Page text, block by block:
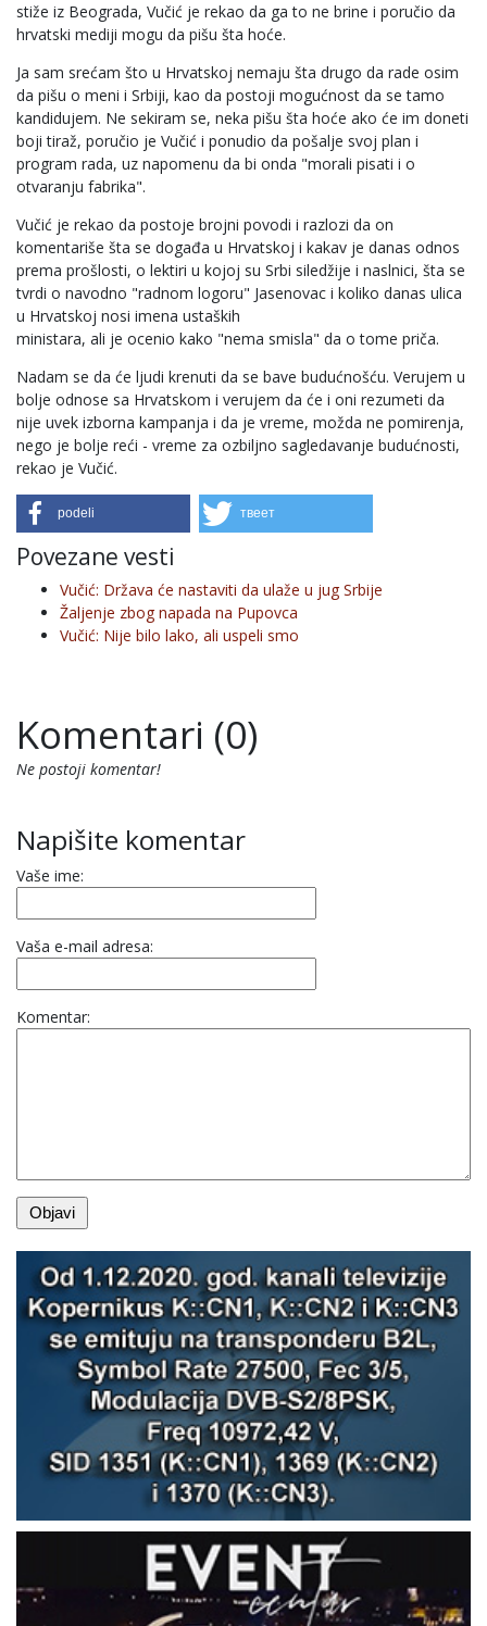
stiže iz Beograda, Vučić je rekao da ga to ne brine i poručio da
hrvatski mediji mogu da pišu šta hoće.
Ja sam srećam što u Hrvatskoj nemaju šta drugo da rade osim
da pišu o meni i Srbiji, kao da postoji mogućnost da se tamo
kandidujem. Ne sekiram se, neka pišu šta hoće ako će im doneti
boji tiraž, poručio je Vučić i ponudio da pošalje svoj plan i
program rada, uz napomenu da bi onda "morali pisati i o
otvaranju fabrika".
Vučić je rekao da postoje brojni povodi i razlozi da on
komentariše šta se događa u Hrvatskoj i kakav je danas odnos
prema prošlosti, o lektiri u kojoj su Srbi siledžije i naslnici, šta se
tvrdi o navodno "radnom logoru" Jasenovac i koliko danas ulica
u Hrvatskoj nosi imena ustaških
ministara, ali je ocenio kako "nema smisla" da o tome priča.
Nadam se da će ljudi krenuti da se bave budućnošću. Verujem u
bolje odnose sa Hrvatskom i verujem da će i oni rezumeti da
nije uvek izborna kampanja i da je vreme, možda ne pomirenja,
nego je bolje reći - vreme za ozbiljno sagledavanje budućnosti,
rekao je Vučić.
podeli твеет
Povezane vesti
Vučić: Država će nastaviti da ulaže u jug Srbije
Žaljenje zbog napada na Pupovca
Vučić: Nije bilo lako, ali uspeli smo
Komentari (0)
Ne postoji komentar!
Napišite komentar
Vaše ime:
Vaša e-mail adresa:
Komentar: